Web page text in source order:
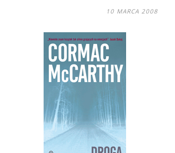
10 MARCA 2008